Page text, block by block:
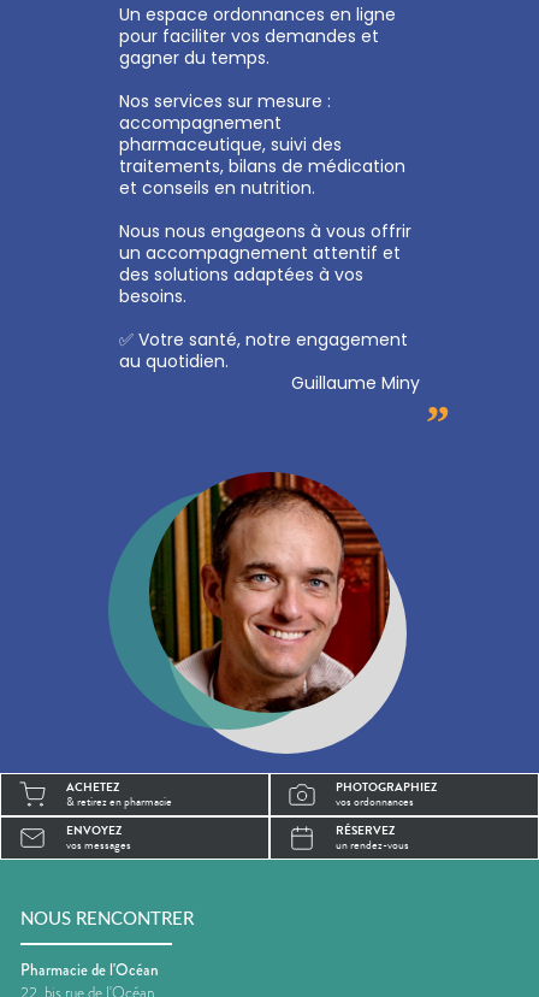
Un espace ordonnances en ligne
pour faciliter vos demandes et
gagner du temps.
Nos services sur mesure :
accompagnement
pharmaceutique, suivi des
traitements, bilans de médication
et conseils en nutrition.
Nous nous engageons à vous offrir
un accompagnement attentif et
des solutions adaptées à vos
besoins.
✅ Votre santé, notre engagement
au quotidien.
Guillaume Miny
”
ACHETEZ
& retirez en pharmacie
PHOTOGRAPHIEZ
vos ordonnances
ENVOYEZ
vos messages
RÉSERVEZ
un rendez-vous
NOUS RENCONTRER
Pharmacie de l'Océan